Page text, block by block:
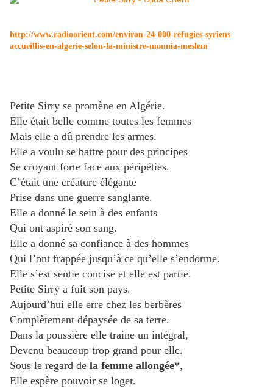
http://www.radioorient.com/environ-24-000-refugies-syriens-
accueillis-en-algerie-selon-la-ministre-mounia-meslem
Petite Sirry se promène en Algérie.
Elle était belle comme toutes les femmes
Mais elle a dû prendre les armes.
Elle a voulu se battre pour des principes
Se croyant forte face aux péripéties.
C’était une créature élégante
Prise dans une guerre sanglante.
Elle a donné le sein à des enfants
Qui ont aspiré son sang.
Elle a donné sa confiance à des hommes
Qui l’ont frappée jusqu’à ce qu’elle s’endorme.
Elle s’est sentie concise et elle est partie.
Petite Sirry a fuit son pays.
Aujourd’hui elle erre chez les berbères
Complètement dépaysée de sa terre.
Dans la poussière elle traine un intégral,
Devenu beaucoup trop grand pour elle.
Sous le regard de la femme allongée*,
Elle espère pouvoir se loger.